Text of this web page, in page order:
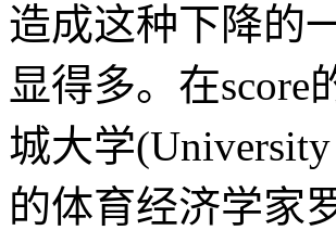
造成这种下降
显得多。在
城大学
的体育经济学家